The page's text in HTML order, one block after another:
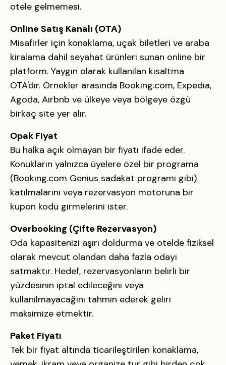
otele gelmemesi.
Online Satış Kanalı (OTA)
Misafirler için konaklama, uçak biletleri ve araba
kiralama dahil seyahat ürünleri sunan online bir
platform. Yaygın olarak kullanılan kısaltma
OTA'dır. Örnekler arasında Booking.com, Expedia,
Agoda, Airbnb ve ülkeye veya bölgeye özgü
birkaç site yer alır.
Opak Fiyat
Bu halka açık olmayan bir fiyatı ifade eder.
Konukların yalnızca üyelere özel bir programa
(Booking.com Genius sadakat programı gibi)
katılmalarını veya rezervasyon motoruna bir
kupon kodu girmelerini ister.
Overbooking (Çifte Rezervasyon)
Oda kapasitenizi aşırı doldurma ve otelde fiziksel
olarak mevcut olandan daha fazla odayı
satmaktır. Hedef, rezervasyonların belirli bir
yüzdesinin iptal edileceğini veya
kullanılmayacağını tahmin ederek geliri
maksimize etmektir.
Paket Fiyatı
Tek bir fiyat altında ticarileştirilen konaklama,